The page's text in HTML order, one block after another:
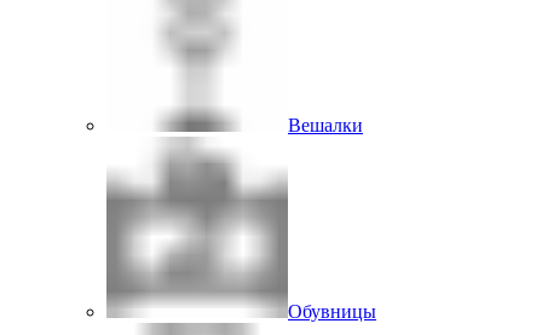
Вешалки
Обувницы